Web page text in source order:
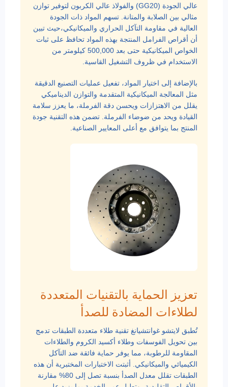
عالي الجودة (GG20) والفولاذ عالي الكربون لتوفير توازن
مثالي بين الصلابة والمتانة. تسهم المواد ذات الجودة
العالية في مقاومة التآكل الحراري والميكانيكي،حيث تبين
أن أقراص الفرامل المنتجة بهذه المواد تحافظ على ثبات
الخواص الميكانيكية حتى بعد 500,000 كيلومتر من
الاستخدام في ظروف التشغيل القاسية.
بالإضافة إلى اختيار المواد، تفعيل عمليات التصنيع الدقيقة
مثل المعالجة الميكانيكية المتقدمة والتوازن الديناميكي
يقلل من الاهتزازات ويحسن دقة الفرملة، ما يعزز سلامة
القيادة ويحد من ضوضاء الفرملة. تضمن هذه التقنية جودة
المنتج بما يتوافق مع أعلى المعايير الصناعية.
تعزيز الحماية بالتقنيات المتعددة
لطلاءات المضادة للصدأ
تُطبق لايتشو غوانتشيانغ تقنية طلاء متعددة الطبقات تدمج
بين تحويل الفوسفات وطلاء أكسيد الكروم والطلاءات
المقاومة للرطوبة، مما يوفر حماية فائقة ضد التآكل
الكيميائي والميكانيكي. أثبتت الاختبارات المختبرية أن هذه
الطبقات تقلل معدل الصدأ بنسبة تصل إلى 80% مقارنة